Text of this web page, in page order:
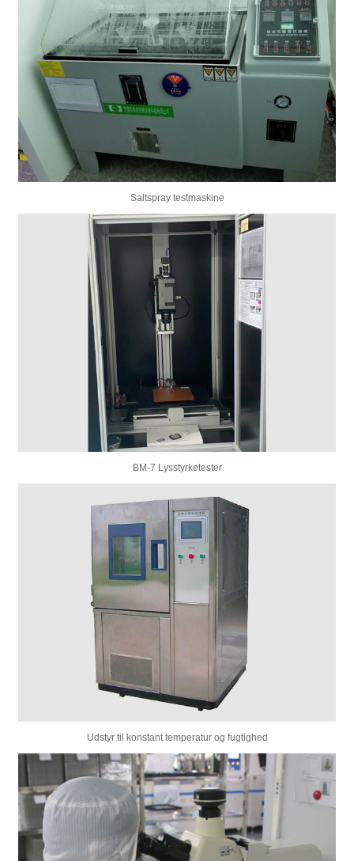
Saltspray testmaskine
BM-7 Lysstyrketester
Udstyr til konstant temperatur og fugtighed